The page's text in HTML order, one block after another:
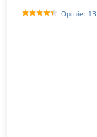
Opinie: 13